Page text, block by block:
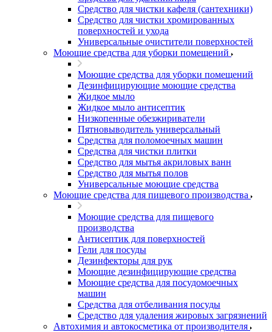
Средство для чистки кафеля (сантехники)
Средство для чистки хромированных
поверхностей и ухода
Универсальные очистители поверхностей
Моющие средства для уборки помещений
Моющие средства для уборки помещений
Дезинфицирующие моющие средства
Жидкое мыло
Жидкое мыло антисептик
Низкопенные обезжириватели
Пятновыводитель универсальный
Средства для поломоечных машин
Средства для чистки плитки
Средство для мытья акриловых ванн
Средство для мытья полов
Универсальные моющие средства
Моющие средства для пищевого производства
Моющие средства для пищевого
производства
Антисептик для поверхностей
Гели для посуды
Дезинфекторы для рук
Моющие дезинфицирующие средства
Моющие средства для посудомоечных
машин
Средства для отбеливания посуды
Средство для удаления жировых загрязнений
Автохимия и автокосметика от производителя